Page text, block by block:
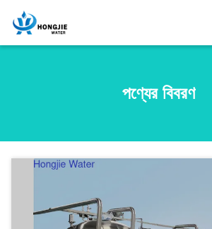
পণ্যের বিবরণ